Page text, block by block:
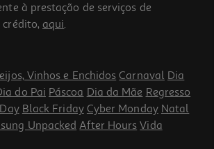
à prestação de serviços de
aqui.
Vinhos e Enchidos Carnaval Dia
do Pai Páscoa Dia da Mãe Regresso
Black Friday Cyber Monday Natal
Unpacked After Hours Vida